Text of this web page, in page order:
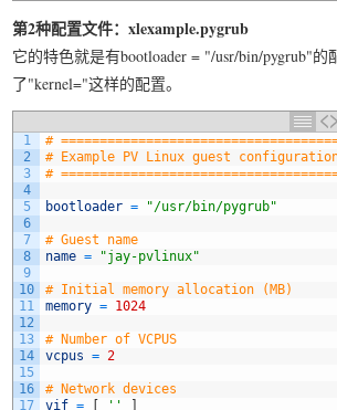
第2种配置文件：xlexample.pygrub
它的特色就是有bootloader = "/usr/bin/pygrub"的
了"kernel="这样的配置。
1
2
3
4
5
6
7
8
9
10
11
12
13
14
15
16
17
#
# Example PV Linux guest
#
bootloader = "/usr/bin/pygrub"
# Guest name
name = "jay-pvlinux"
# Initial memory allocation (MB)
memory = 1024
# Number of VCPUS
vcpus = 2
# Network devices
vif = [ '' ]